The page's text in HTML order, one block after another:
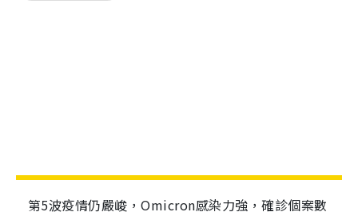
第5波疫情仍嚴峻，Omicron感染力強，確診個案數